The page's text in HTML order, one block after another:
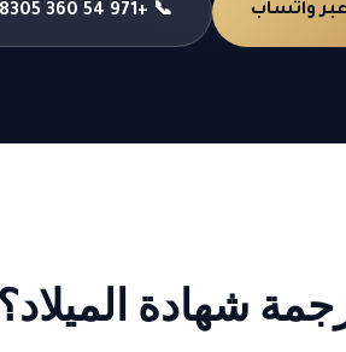
واتساب 📞 +971 54 360 8305
شهادة